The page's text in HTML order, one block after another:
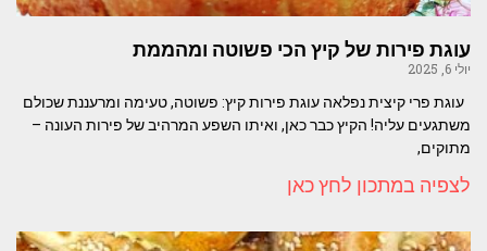
עוגת פירות של קיץ הכי פשוטה ומהממת
יולי 6, 2025
עוגת פרי קיצית נפלאה עוגת פירות קיץ: פשוטה, טעימה ומרעננת שכולם
משתגעים עליה! הקיץ כבר כאן, ואיתו השפע המרהיב של פירות העונה –
מתוקים,
לצפיה במתכון לחץ כאן